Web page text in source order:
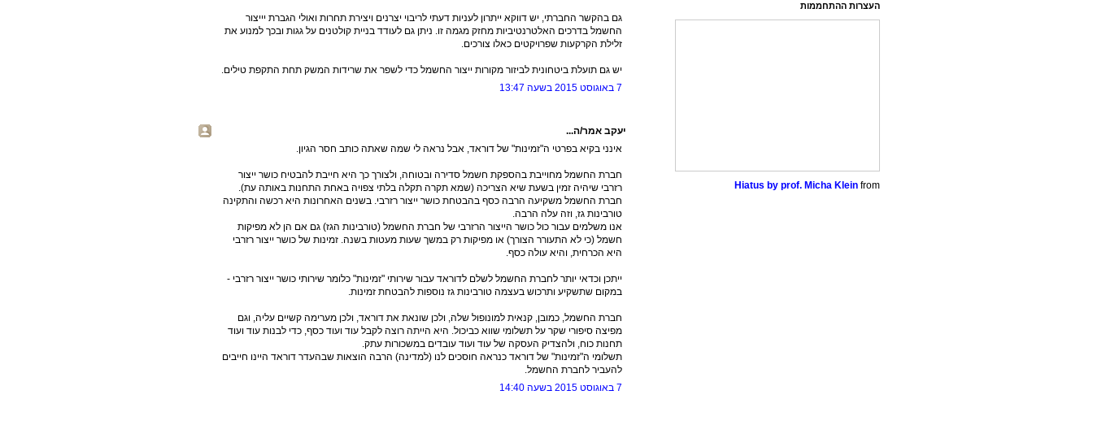
גם בהקשר החברתי, יש דווקא ייתרון לעניות דעתי לריבוי יצרנים ויצירת תחרות ואולי הגברת יייצור
החשמל בדרכים האלטרנטיביות מחזק מגמה זו. ניתן גם לעודד בניית קולטנים על גגות ובכך למנוע את
זלילת הקרקעות שפרויקטים כאלו צורכים.
יש גם תועלת ביטחונית לביזור מקורות ייצור החשמל כדי לשפר את שרידות המשק תחת התקפת טילים.
7 באוגוסט 2015 בשעה 13:47
יעקב אמר/ה...
אינני בקיא בפרטי ה"זמינות" של דוראד, אבל נראה לי שמה שאתה כותב חסר הגיון.
חברת החשמל מחוייבת בהספקת חשמל סדירה ובטוחה, ולצורך כך היא חייבת להבטיח כושר ייצור
רזרבי שיהיה זמין בשעת שיא הצריכה (שמא תקרה תקלה בלתי צפויה באחת התחנות באותה עת).
חברת החשמל משקיעה הרבה כסף בהבטחת כושר ייצור רזרבי. בשנים האחרונות היא רכשה והתקינה
טורבינות גז, וזה עלה הרבה.
אנו משלמים עבור כול כושר הייצור הרזרבי של חברת החשמל (טורבינות הגז) גם אם הן לא מפיקות
חשמל (כי לא התעורר הצורך) או מפיקות רק במשך שעות מעטות בשנה. זמינות של כושר ייצור רזרבי
היא הכרחית, והיא עולה כסף.
ייתכן וכדאי יותר לחברת החשמל לשלם לדוראד עבור שירותי "זמינות" כלומר שירותי כושר ייצור רזרבי -
במקום שתשקיע ותרכוש בעצמה טורבינות גז נוספות להבטחת זמינות.
חברת החשמל, כמובן, קנאית למונופול שלה, ולכן שונאת את דוראד, ולכן מערימה קשיים עליה, וגם
מפיצה סיפורי שקר על תשלומי שווא כביכול. היא הייתה רוצה לקבל עוד ועוד כסף, כדי לבנות עוד ועוד
תחנות כוח, ולהצדיק העסקה של עוד ועוד עובדים במשכורות עתק.
תשלומי ה"זמינות" של דוראד כנראה חוסכים לנו (למדינה) הרבה הוצאות שבהעדר דוראד היינו חייבים
להעביר לחברת החשמל.
7 באוגוסט 2015 בשעה 14:40
העצרות ההתחממות
Hiatus by prof. Micha Klein from